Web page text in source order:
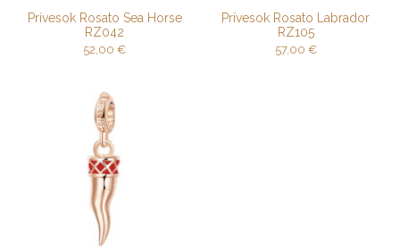
Prívesok Rosato Sea Horse
RZ042
52,00 €
Prívesok Rosato Labrador
RZ105
57,00 €